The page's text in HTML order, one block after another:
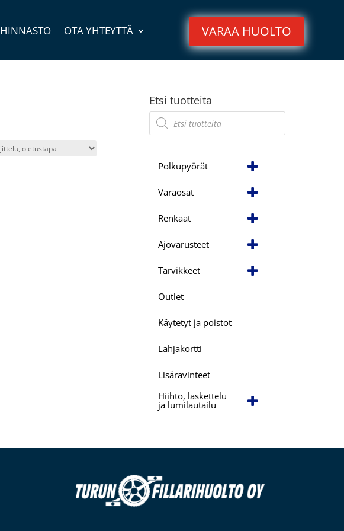
HINNASTO OTA YHTEYTTÄ VARAA HUOLTO
Etsi tuotteita
Products
search
Polkupyörät
Varaosat
Renkaat
Ajovarusteet
Tarvikkeet
Outlet
Käytetyt ja poistot
Lahjakortti
Lisäravinteet
Hiihto, laskettelu
ja lumilautailu